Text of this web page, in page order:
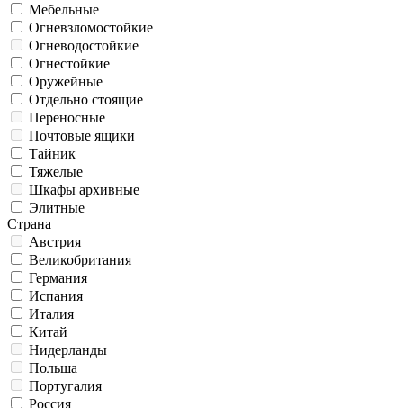
Мебельные
Огневзломостойкие
Огневодостойкие
Огнестойкие
Оружейные
Отдельно стоящие
Переносные
Почтовые ящики
Тайник
Тяжелые
Шкафы архивные
Элитные
Страна
Австрия
Великобритания
Германия
Испания
Италия
Китай
Нидерланды
Польша
Португалия
Россия